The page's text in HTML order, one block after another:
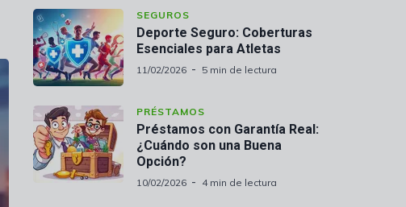
SEGUROS
Deporte Seguro: Coberturas
Esenciales para Atletas
11/02/2026 5 min de lectura
PRÉSTAMOS
Préstamos con Garantía Real:
¿Cuándo son una Buena
Opción?
10/02/2026 4 min de lectura